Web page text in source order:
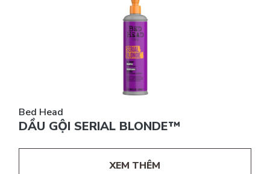
Bed Head
DẦU GỘI SERIAL BLONDE™
XEM THÊM